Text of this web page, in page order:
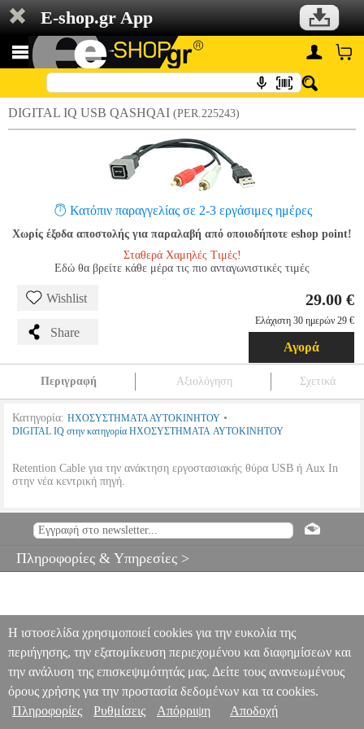
E-shop.gr App
DIGITAL IQ USB QASHQAI (PER.225243)
Κατόπιν παραγγελίας σε 2-3 εργάσιμες ημέρες
Χωρίς έξοδα αποστολής για παραλαβή από οποιοδήποτε eshop point!
Σταθερά Χαμηλές Τιμές!
Εδώ θα βρείτε κάθε μέρα τις πιο ανταγωνιστικές τιμές
Wishlist
Share
29.00 €
Ελάχιστη 30 ημερών 29 €
Αγορά
Περιγραφή Αξιολόγηση Σχετικά
Κατηγορία: ΗΧΟΣΥΣΤΗΜΑΤΑ ΑΥΤΟΚΙΝΗΤΟΥ •
DIGITAL IQ στην κατηγορία ΗΧΟΣΥΣΤΗΜΑΤΑ ΑΥΤΟΚΙΝΗΤΟΥ
Retention Cable για την ανάκτηση εργοστασιακής θύρα USB ή Aux In
στην νέα κεντρική πηγή.
DIGITAL IQ ΗΧΟΣΥΣΤΗΜΑΤΑ ΑΥΤΟΚΙΝΗΤΟΥ
Κατηγορία:
•DIGITAL IQ στην κατηγορία
Πληροφορίες & Υπηρεσίες >
Η ιστοσελίδα χρησιμοποιεί cookies για την ευκολία της
περιήγησης, την εξατομίκευση περιεχομένου και διαφημίσεων και
την ανάλυση της επισκεψιμότητάς μας. Δείτε τους ανανεωμένους
όρους χρήσης για την προστασία δεδομένων και τα cookies.
Πληροφορίες
Ρυθμίσεις Απόρριψη Αποδοχή